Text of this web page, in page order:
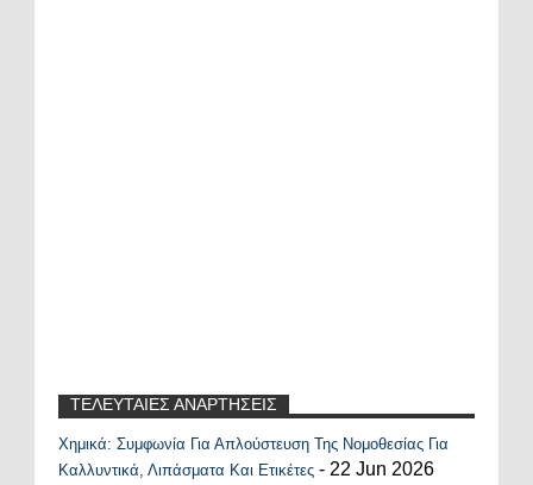
ΤΕΛΕΥΤΑΙΕΣ ΑΝΑΡΤΗΣΕΙΣ
Recent Posts Widget
Χημικά: Συμφωνία Για Απλούστευση Της Νομοθεσίας Για
Καλλυντικά, Λιπάσματα Και Ετικέτες - 22 Jun 2026